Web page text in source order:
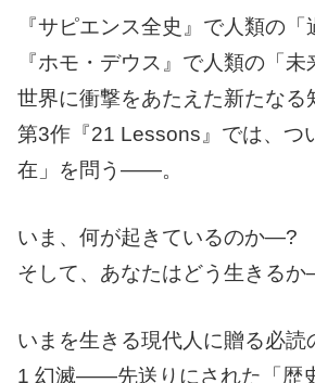
『サピエンス全史』で人類の「
『ホモ・デウス』で人類の「未
世界に衝撃をあたえた新たなる
第3作『21 Lessons』では、つ
在」を問う――。
いま、何が起きているのか―?
そして、あなたはどう生きる
いまを生きる現代人に贈る必読
1 幻滅――先送りにされた「歴